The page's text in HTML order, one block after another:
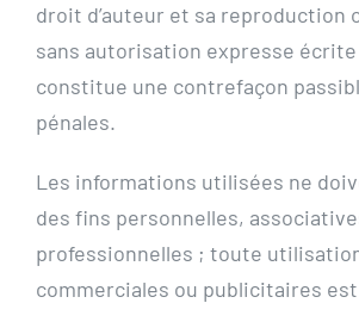
droit d’auteur et sa reproduction
sans autorisation expresse écrite
constitue une contrefaçon
pénales.
Les informations utilisées ne
des fins personnelles,
professionnelles ; toute
commerciales ou publicitaires